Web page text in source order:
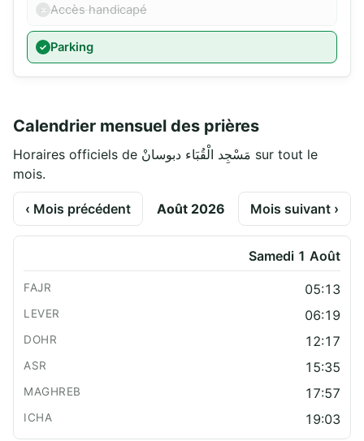
Accès handicapé
Parking
Calendrier mensuel des prières
Horaires officiels de مَسْجِد الْقُبَاء دبوسانْ sur tout le
mois.
‹ Mois précédent Août 2026 Mois suivant ›
Samedi 1 Août
05:13
06:19
12:17
15:35
17:57
19:03